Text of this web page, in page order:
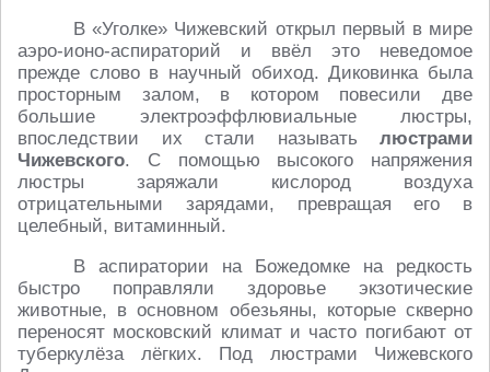
В «Уголке» Чижевский открыл первый в мире
аэро-ионо-аспираторий и ввёл это неведомое
прежде слово в научный обиход. Диковинка была
просторным залом, в котором повесили две
большие электроэффлювиальные люстры,
впоследствии их стали называть люстрами
Чижевского. С помощью высокого напряжения
люстры заряжали кислород воздуха
отрицательными зарядами, превращая его в
целебный, витаминный.
В аспиратории на Божедомке на редкость
быстро поправляли здоровье экзотические
животные, в основном обезьяны, которые скверно
переносят московский климат и часто погибают от
туберкулёза лёгких. Под люстрами Чижевского